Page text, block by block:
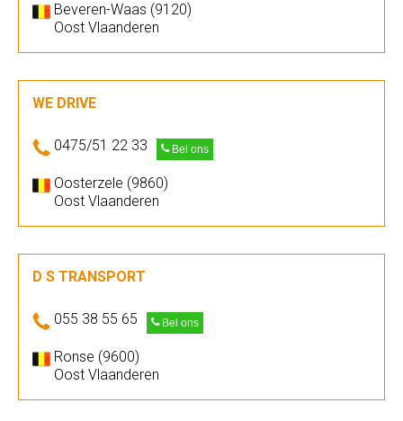
Beveren-Waas (9120)
Oost Vlaanderen
WE DRIVE
0475/51 22 33 Bel ons
Oosterzele (9860)
Oost Vlaanderen
D S TRANSPORT
055 38 55 65 Bel ons
Ronse (9600)
Oost Vlaanderen